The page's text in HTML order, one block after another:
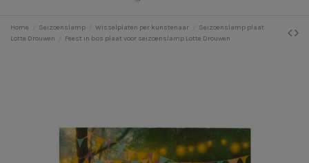
Home Seizoenslamp Wisselplaten per kunstenaar
Seizoenslamp plaat
Lotte Drouwen
Feest in bos plaat voor seizoenslamp Lotte Drouwen